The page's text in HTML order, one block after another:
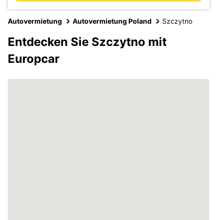
Autovermietung Autovermietung Poland Szczytno
Entdecken Sie Szczytno mit
Europcar